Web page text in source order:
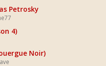
Petrosky
4)
Noir)